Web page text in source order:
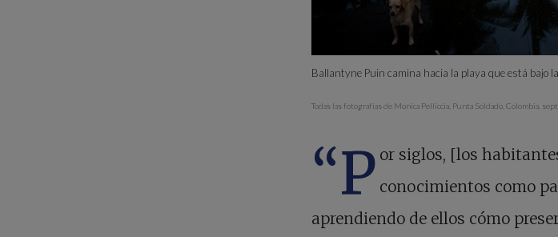
Ballantyne Puin camina hacia la playa que está bajo
Todas las fotografías de Monica Pelliccia, Punta Soldado, Colombia,
“P or siglos, [los
conocimientos como
aprendiendo de ellos cómo